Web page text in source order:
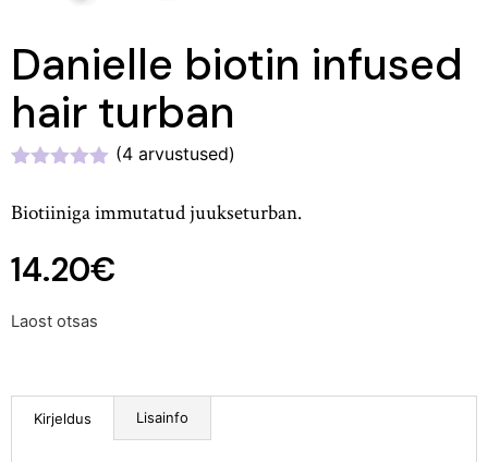
Danielle biotin infused
hair turban
5.00
kliendi
põhjal
(4arvustused)
Biotiiniga immutatud juukseturban.
14.20€
Laost otsas
Kirjeldus Lisainfo